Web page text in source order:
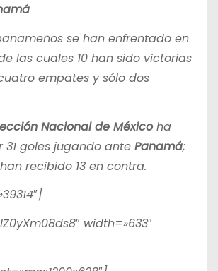
se han enfrentado en
las cuales 10 han sido victorias
empates y sólo dos
Nacional de Méxicoha
goles jugando ante Panamá;
recibido 13 en contra.
width=»633″